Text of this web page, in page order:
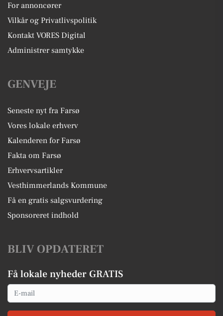
For annoncører
Vilkår og Privatlivspolitik
Kontakt VORES Digital
Administrer samtykke
GENVEJE
Seneste nyt fra Farsø
Vores lokale erhverv
Kalenderen for Farsø
Fakta om Farsø
Erhvervsartikler
Vesthimmerlands Kommune
Få en gratis salgsvurdering
Sponsoreret indhold
BLIV OPDATERET
Få lokale nyheder GRATIS
Email